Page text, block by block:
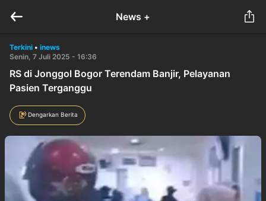
News +
Terkini • inews
Senin, 7 Juli 2025 - 16:36
RS di Jonggol Bogor Terendam Banjir, Pelayanan
Pasien Terganggu
Dengarkan Berita